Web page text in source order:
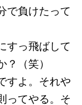
で負けたって
すっ飛ばして
（笑）
すよ。それや
ってやる。そ